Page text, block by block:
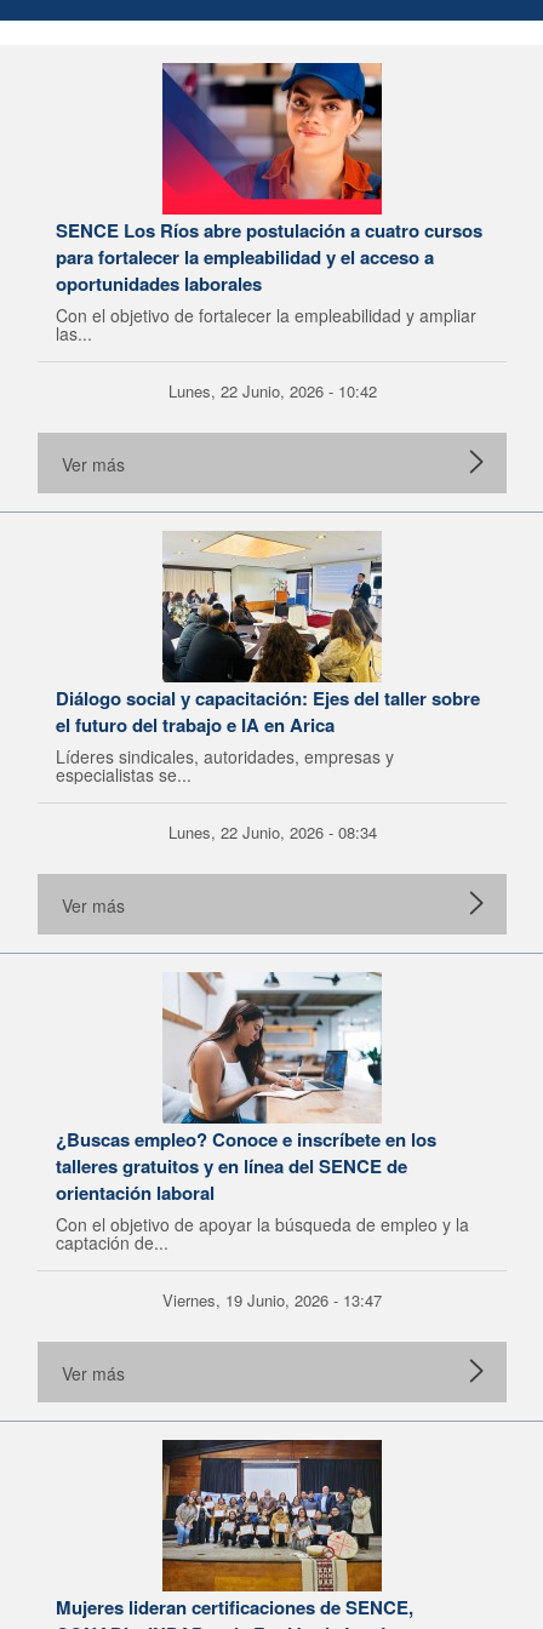
SENCE Los Ríos abre postulación a cuatro cursos
para fortalecer la empleabilidad y el acceso a
oportunidades laborales
Con el objetivo de fortalecer la empleabilidad y ampliar
las...
Lunes, 22 Junio, 2026 - 10:42
Ver más
Diálogo social y capacitación: Ejes del taller sobre
el futuro del trabajo e IA en Arica
Líderes sindicales, autoridades, empresas y
especialistas se...
Lunes, 22 Junio, 2026 - 08:34
Ver más
¿Buscas empleo? Conoce e inscríbete en los
talleres gratuitos y en línea del SENCE de
orientación laboral
Con el objetivo de apoyar la búsqueda de empleo y la
captación de...
Viernes, 19 Junio, 2026 - 13:47
Ver más
Mujeres lideran certificaciones de SENCE,